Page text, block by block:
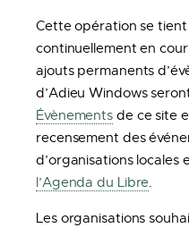
Cette opération se
continuellement en
ajouts permanents
d’Adieu Windows
Évènements de ce site
recensement des
d’organisations locales
l’Agenda du Libre.
Les organisations